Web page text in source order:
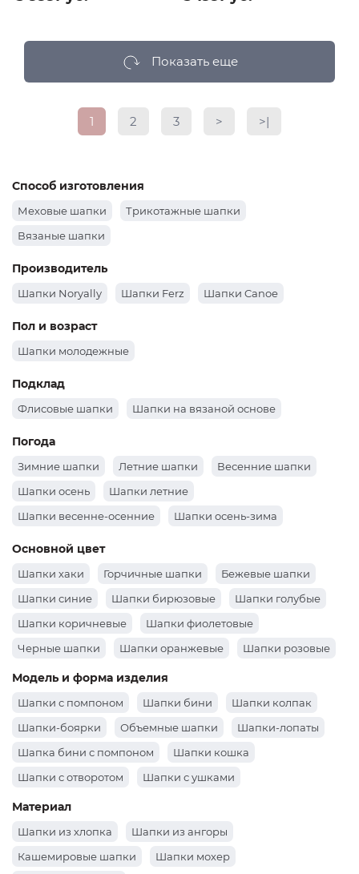
Показать еще
1 2 3 > >|
Способ изготовления
Меховые шапки
Трикотажные шапки
Вязаные шапки
Производитель
Шапки Noryally Шапки Ferz Шапки Canoe
Пол и возраст
Шапки молодежные
Подклад
Флисовые шапки Шапки на вязаной основе
Погода
Зимние шапки Летние шапки
Весенние шапки
Шапки осень
Шапки летние
Шапки весенне-осенние
Шапки осень-зима
Основной цвет
Шапки хаки Горчичные шапки
Бежевые шапки
Шапки синие
Шапки бирюзовые
Шапки голубые
Шапки коричневые
Шапки фиолетовые
Черные шапки
Шапки оранжевые
Шапки розовые
Шапки зеленые
Шапки бордовые
Шапки серые
Шапки желтые Красные шапки
Модель и форма изделия
Шапки с помпоном Шапки бини
Шапки колпак
Шапки-боярки
Объемные шапки
Шапки-лопаты
Шапка бини с помпоном
Шапки кошка
Шапки с отворотом
Шапки с ушками
Шапки докерки как носил Жак-Ив Кусто
Материал
Шапки из хлопка
Шапки из ангоры
Кашемировые шапки
Шапки мохер